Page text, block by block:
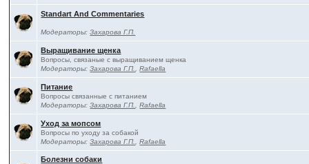
Standart And Commentaries
Модераторы:Захарова Г.П.
Выращивание щенка
Вопросы, связаные с выращиванием щенка
Модераторы:Захарова Г.П. ,Rafaella
Питание
Вопросы связанные с питанием
Модераторы:Захарова Г.П. ,Rafaella
Уход за мопсом
Вопросы по уходу за собакой
Модераторы:Захарова Г.П. ,Rafaella
Болезни собаки